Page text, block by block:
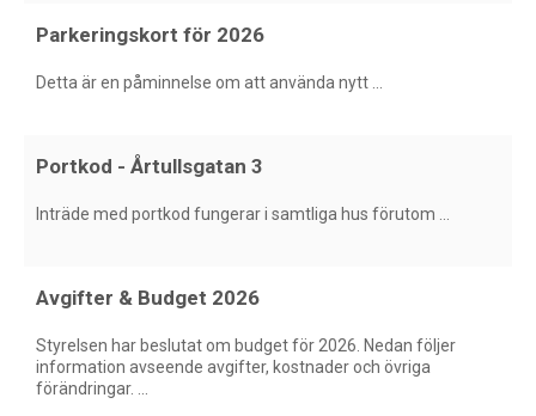
Parkeringskort för 2026
Detta är en påminnelse om att använda nytt ...
Portkod - Årtullsgatan 3
Inträde med portkod fungerar i samtliga hus förutom ...
Avgifter & Budget 2026
Styrelsen har beslutat om budget för 2026. Nedan följer
information avseende avgifter, kostnader och övriga
förändringar. ...